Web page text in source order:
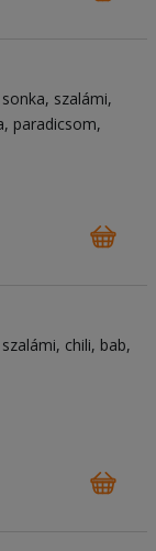
sonka szalámi
paradicsom
szalámi chili bab